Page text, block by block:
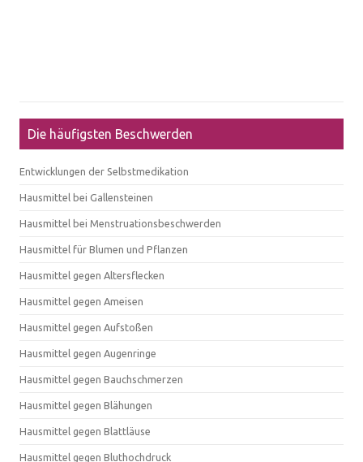
Die häufigsten Beschwerden
Entwicklungen der Selbstmedikation
Hausmittel bei Gallensteinen
Hausmittel bei Menstruationsbeschwerden
Hausmittel für Blumen und Pflanzen
Hausmittel gegen Altersflecken
Hausmittel gegen Ameisen
Hausmittel gegen Aufstoßen
Hausmittel gegen Augenringe
Hausmittel gegen Bauchschmerzen
Hausmittel gegen Blähungen
Hausmittel gegen Blattläuse
Hausmittel gegen Bluthochdruck